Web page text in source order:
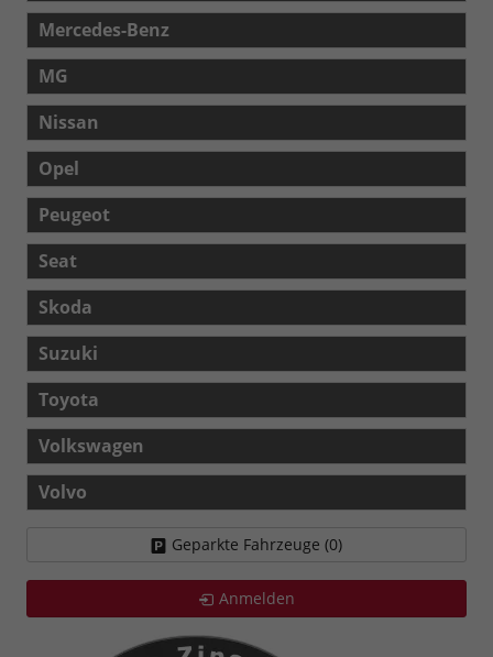
Mercedes-Benz
MG
Nissan
Opel
Peugeot
Seat
Skoda
Suzuki
Toyota
Volkswagen
Volvo
Geparkte Fahrzeuge (0)
Anmelden